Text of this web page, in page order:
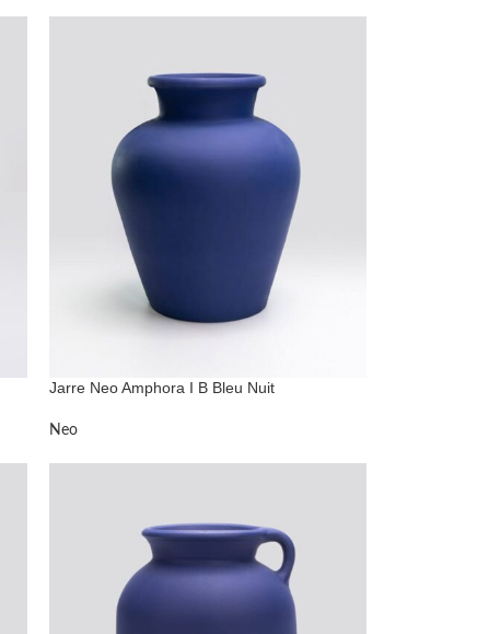
Jarre Neo Amphora I B Bleu Nuit
Neo